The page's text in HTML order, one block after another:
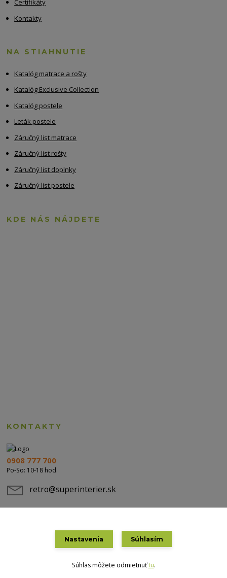
Certifikáty
Kontakty
NA STIAHNUTIE
Katalóg matrace a rošty
Katalóg Exclusive Collection
Katalóg postele
Leták postele
Záručný list matrace
Záručný list rošty
Záručný list doplnky
Záručný list postele
KDE NÁS NÁJDETE
KONTAKTY
0908 777 700
Po-So: 10-18 hod.
retro@superinterier.sk
Vytvorené na Eshop-rychlo.sk
Nastavenia Súhlasím
Súhlas môžete odmietnuťtu.